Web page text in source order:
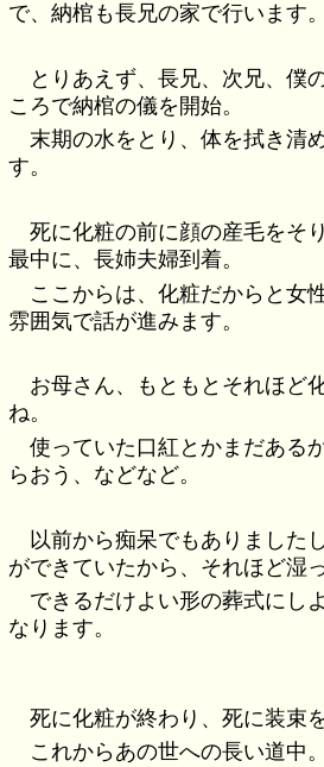
で、納棺も長兄の家で行います。
とりあえず、長兄、次兄、僕
ころで納棺の儀を開始。
末期の水をとり、体を拭き清
す。
死に化粧の前に顔の産毛をそ
最中に、長姉夫婦到着。
ここからは、化粧だからと女
雰囲気で話が進みます。
お母さん、もともとそれほど
ね。
使っていた口紅とかまだある
らおう、などなど。
以前から痴呆でもありました
ができていたから、それほど湿
できるだけよい形の葬式にし
なります。
死に化粧が終わり、死に装束
これからあの世への長い道中